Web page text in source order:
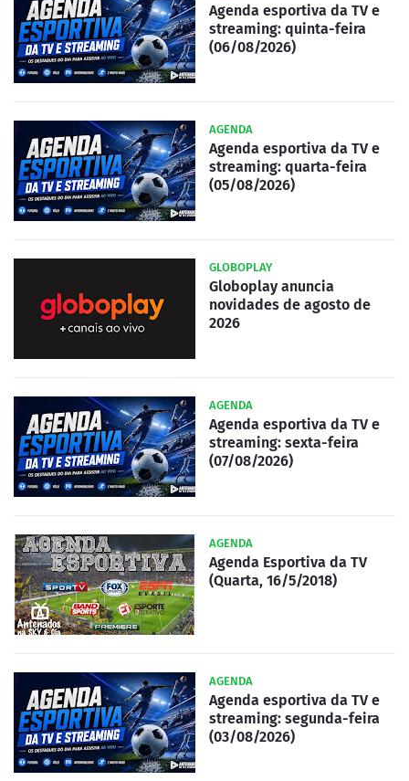
Agenda esportiva da TV e
streaming: quinta-feira
(06/08/2026)
AGENDA
Agenda esportiva da TV e
streaming: quarta-feira
(05/08/2026)
GLOBOPLAY
Globoplay anuncia
novidades de agosto de
2026
AGENDA
Agenda esportiva da TV e
streaming: sexta-feira
(07/08/2026)
AGENDA
Agenda Esportiva da TV
(Quarta, 16/5/2018)
AGENDA
Agenda esportiva da TV e
streaming: segunda-feira
(03/08/2026)